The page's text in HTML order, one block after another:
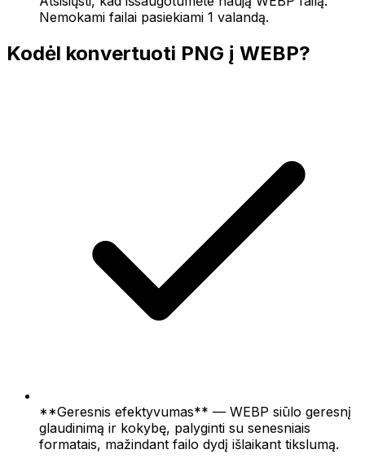
Nemokami failai pasiekiami 1 valandą.
Kodėl konvertuoti PNG į WEBP?
**Geresnis efektyvumas** — WEBP siūlo geresnį
glaudinimą ir kokybę, palyginti su senesniais
formatais, mažindant failo dydį išlaikant tikslumą.